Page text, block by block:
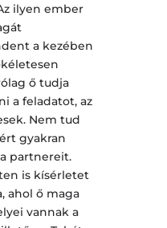
ilyen ember
a kezében
ő tudja
a feladatot, az
Nem tud
gyakran
partnereit.
is kísérletet
ahol ő maga
vannak a